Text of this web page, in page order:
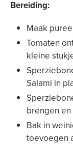
Bereiding:
Maak
Tomaten
kleine
Salami in
brengen
Bak in
toevoegen